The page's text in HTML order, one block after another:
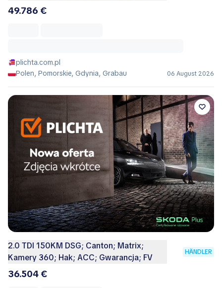
49.786 €
plichta.com.pl
Polen, Pomorskie, Gdynia, Grabau
06 August 2026
2.0 TDI 150KM DSG; Canton; Matrix;
Kamery 360; Hak; ACC; Gwarancja; FV
HÄNDLER
36.504 €